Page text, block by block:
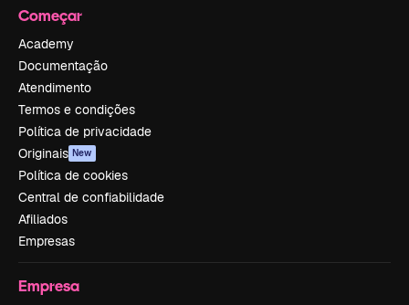
Começar
Academy
Documentação
Atendimento
Termos e condições
Política de privacidade
Originais New
Política de cookies
Central de confiabilidade
Afiliados
Empresas
Empresa